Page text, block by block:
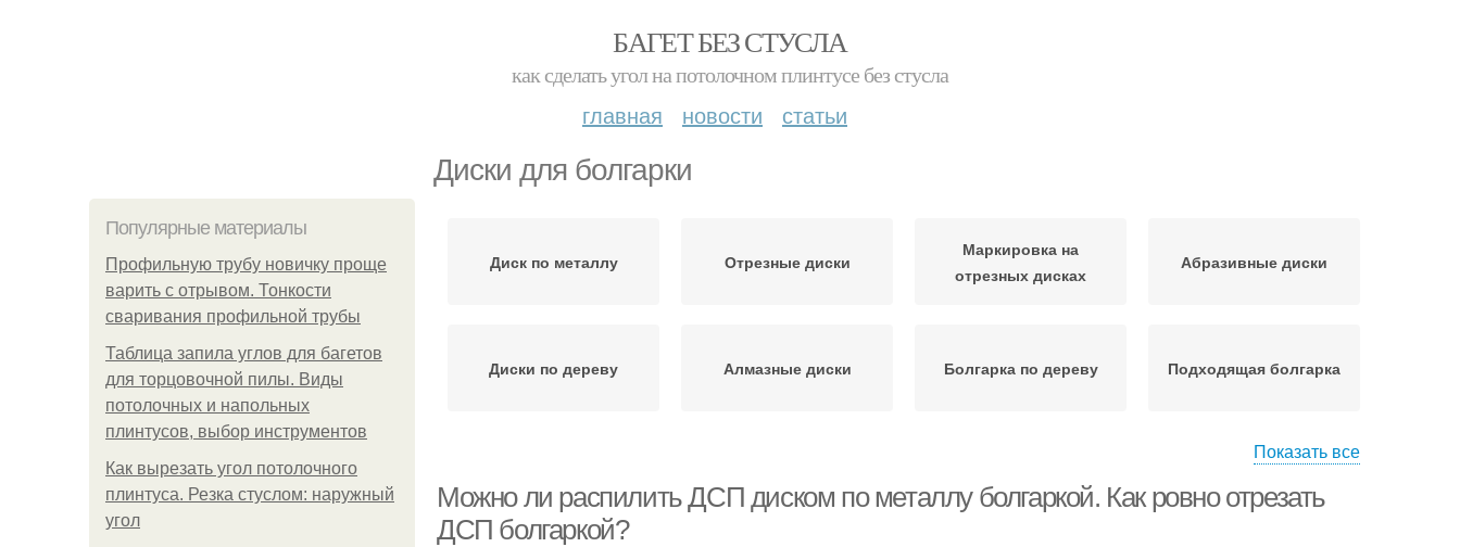
БАГЕТ БЕЗ СТУСЛА
как сделать угол на потолочном плинтусе без стусла
главная новости статьи
Диски для болгарки
Популярные материалы
Профильную трубу новичку проще
варить с отрывом. Тонкости
сваривания профильной трубы
Таблица запила углов для багетов
для торцовочной пилы. Виды
потолочных и напольных
плинтусов, выбор инструментов
Как вырезать угол потолочного
плинтуса. Резка стуслом: наружный
угол
Диск по металлу Отрезные диски
Маркировка на
отрезных дисках
Абразивные диски
Диски по дереву Алмазные диски Болгарка по дереву Подходящая болгарка
Показать все
Можно ли распилить ДСП диском по металлу болгаркой. Как ровно отрезать
ДСП болгаркой?